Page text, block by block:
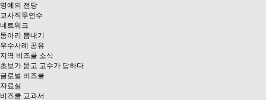
명예의 전당
교사직무연수
네트워크
동아리 뽐내기
우수사례 공유
지역 비즈쿨 소식
초보가 묻고 고수가 답하다
글로벌 비즈쿨
자료실
비즈쿨 교과서